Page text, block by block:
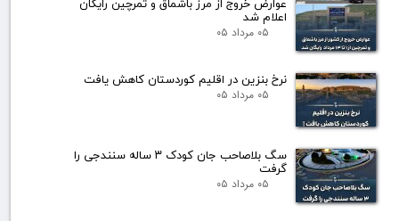
اعلام شد
۰۵ مرداد ۰۵
نرخ بنزین در اقلیم کوردستان کاهش یافت
۰۵ مرداد ۰۵
سگ بلاصاحب جان کودک ۳ ساله سنندجی را
گرفت
۰۵ مرداد ۰۵